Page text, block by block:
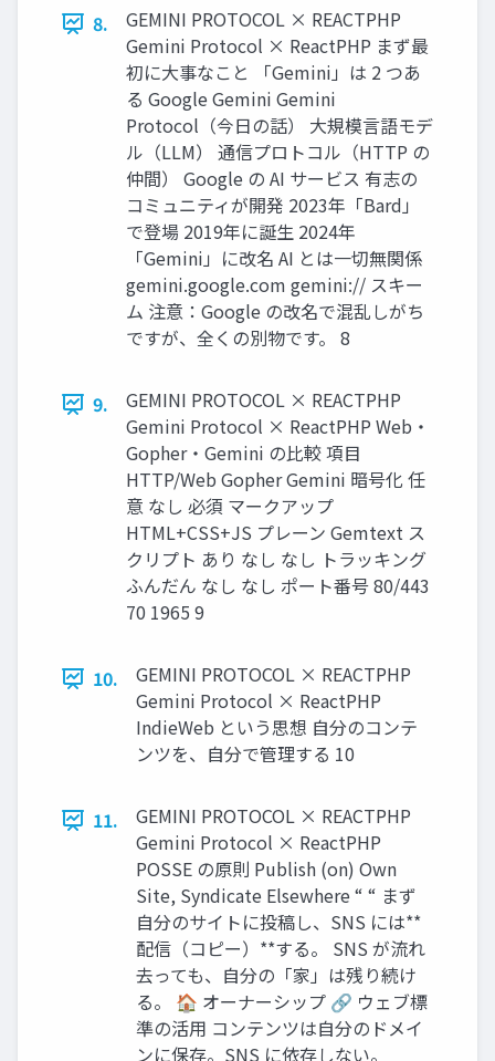
8.
GEMINI PROTOCOL × REACTPHP
Gemini Protocol × ReactPHP まず最
初に大事なこと 「Gemini」は 2 つあ
る Google Gemini Gemini
Protocol（今日の話） 大規模言語モデ
ル（LLM） 通信プロトコル（HTTP の
仲間） Google の AI サービス 有志の
コミュニティが開発 2023年「Bard」
で登場 2019年に誕生 2024年
「Gemini」に改名 AI とは一切無関係
gemini.google.com gemini:// スキー
ム 注意：Google の改名で混乱しがち
ですが、全くの別物です。 8
9.
GEMINI PROTOCOL × REACTPHP
Gemini Protocol × ReactPHP Web・
Gopher・Gemini の比較 項目
HTTP/Web Gopher Gemini 暗号化 任
意 なし 必須 マークアップ
HTML+CSS+JS プレーン Gemtext ス
クリプト あり なし なし トラッキング
ふんだん なし なし ポート番号 80/443
70 1965 9
10.
GEMINI PROTOCOL × REACTPHP
Gemini Protocol × ReactPHP
IndieWeb という思想 自分のコンテ
ンツを、自分で管理する 10
11.
GEMINI PROTOCOL × REACTPHP
Gemini Protocol × ReactPHP
POSSE の原則 Publish (on) Own
Site, Syndicate Elsewhere “ “ まず
自分のサイトに投稿し、SNS には**
配信（コピー）**する。 SNS が流れ
去っても、自分の「家」は残り続け
る。 🏠 オーナーシップ 🔗 ウェブ標
準の活用 コンテンツは自分のドメイ
ンに保存。SNS に依存しない。